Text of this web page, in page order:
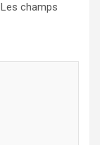
Les champs